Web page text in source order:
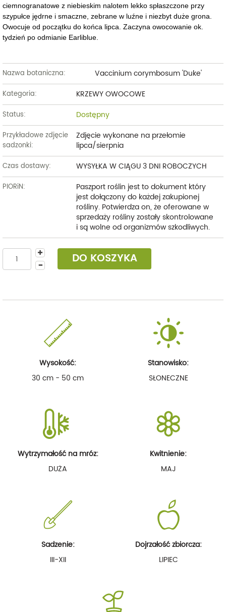
ciemnogranatowe z niebieskim nalotem lekko spłaszczone przy
szypułce jędrne i smaczne, zebrane w luźne i niezbyt duże grona.
Owocuje od początku do końca lipca. Zaczyna owocowanie ok.
tydzień po odmianie Earliblue.
Nazwa botaniczna: Vaccinium corymbosum 'Duke'
Kategoria: KRZEWY OWOCOWE
Status: Dostępny
Przykładowe zdjęcie
sadzonki:
Zdjęcie wykonane na przełomie
lipca/sierpnia
Czas dostawy: WYSYŁKA W CIĄGU 3 DNI ROBOCZYCH
PIORiN:
Paszport roślin jest to dokument który
jest dołączony do każdej zakupionej
rośliny. Potwierdza on, że oferowane w
sprzedaży rośliny zostały skontrolowane
i są wolne od organizmów szkodliwych.
DO KOSZYKA
Wysokość:
30 cm - 50 cm
Stanowisko:
SŁONECZNE
Wytrzymałość na mróz:
DUŻA
Kwitnienie:
MAJ
Sadzenie:
III-XII
Dojrzałość zbiorcza:
LIPIEC